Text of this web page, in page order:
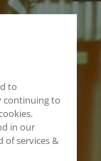
to
continuing to
in our
of services &